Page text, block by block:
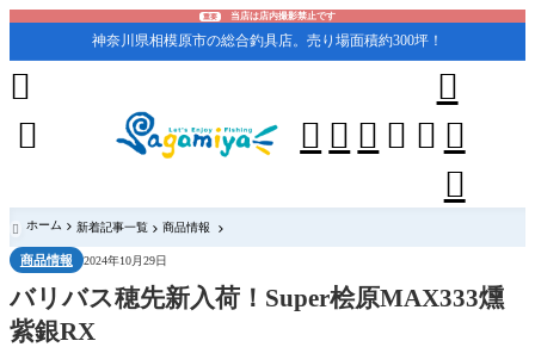
重要 当店は店内撮影禁止です
神奈川県相模原市の総合釣具店。売り場面積約300坪！
    





 ホーム 新着記事一覧 商品情報
商品情報 2024年10月29日
バリバス穂先新入荷！Super桧原MAX333燻
紫銀RX